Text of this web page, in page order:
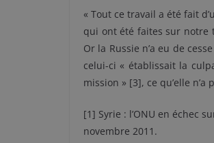
« Tout ce travail a été fait
qui ont été faites sur notre
Or la Russie n’a eu de
celui-ci « établissait la
mission » [3], ce qu’elle
[1] Syrie : l’ONU en échec
novembre 2011.